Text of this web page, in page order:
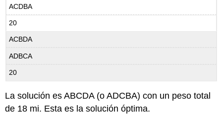
ACDBA
20
ACBDA
ADBCA
20
La solución es ABCDA (o ADCBA) con un peso total
de 18 mi. Esta es la solución óptima.